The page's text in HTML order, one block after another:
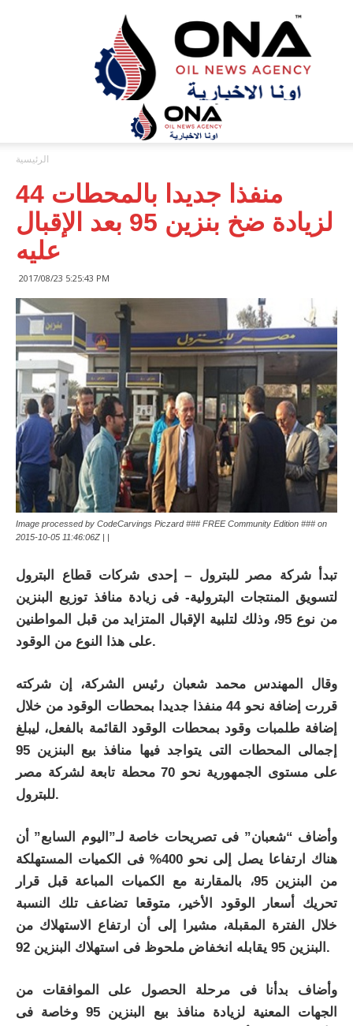
ONA™
NEWS
/
أونا
الاخبارية
الرئيسية
44 منفذا جديدا بالمحطات
لزيادة ضخ بنزين 95 بعد الإقبال
عليه
2017/08/23 5:25:43 PM
Image processed by CodeCarvings Piczard ### FREE Community Edition ### on
2015-10-05 11:46:06Z | |
تبدأ شركة مصر للبترول – إحدى شركات قطاع البترول
لتسويق المنتجات البترولية- فى زيادة منافذ توزيع البنزين
من نوع 95، وذلك لتلبية الإقبال المتزايد من قبل المواطنين
على هذا النوع من الوقود.
وقال المهندس محمد شعبان رئيس الشركة، إن شركته
قررت إضافة نحو 44 منفذا جديدا بمحطات الوقود من خلال
إضافة طلمبات وقود بمحطات الوقود القائمة بالفعل، ليبلغ
إجمالى المحطات التى يتواجد فيها منافذ بيع البنزين 95
على مستوى الجمهورية نحو 70 محطة تابعة لشركة مصر
للبترول.
وأضاف “شعبان” فى تصريحات خاصة لـ”اليوم السابع” أن
هناك ارتفاعا يصل إلى نحو 400% فى الكميات المستهلكة
من البنزين 95، بالمقارنة مع الكميات المباعة قبل قرار
تحريك أسعار الوقود الأخير، متوقعا تضاعف تلك النسبة
خلال الفترة المقبلة، مشيرا إلى أن ارتفاع الاستهلاك من
البنزين 95 يقابله انخفاض ملحوظ فى استهلاك البنزين 92.
وأضاف بدأنا فى مرحلة الحصول على الموافقات من
الجهات المعنية لزيادة منافذ بيع البنزين 95 وخاصة فى